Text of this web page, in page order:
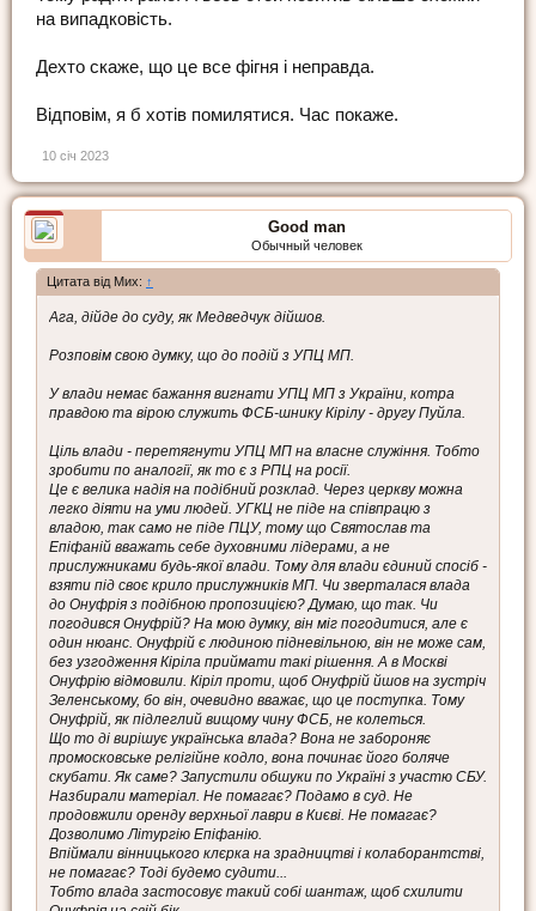
на випадковість.
Дехто скаже, що це все фігня і неправда.
Відповім, я б хотів помилятися. Час покаже.
10 січ 2023
Good man
Обычный человек
Цитата від Мих: ↑
Ага, дійде до суду, як Медведчук дійшов.
Розповім свою думку, що до подій з УПЦ МП.
У влади немає бажання вигнати УПЦ МП з України, котра
правдою та вірою служить ФСБ-шнику Кірілу - другу Пуйла.
Ціль влади - перетягнути УПЦ МП на власне служіння. Тобто
зробити по аналогії, як то є з РПЦ на росії.
Це є велика надія на подібний розклад. Через церкву можна
легко діяти на уми людей. УГКЦ не піде на співпрацю з
владою, так само не піде ПЦУ, тому що Святослав та
Епіфаній вважать себе духовними лідерами, а не
прислужниками будь-якої влади. Тому для влади єдиний спосіб -
взяти під своє крило прислужників МП. Чи зверталася влада
до Онуфрія з подібною пропозицією? Думаю, що так. Чи
погодився Онуфрій? На мою думку, він міг погодитися, але є
один нюанс. Онуфрій є людиною підневільною, він не може сам,
без узгодження Кіріла приймати такі рішення. А в Москві
Онуфрію відмовили. Кіріл проти, щоб Онуфрій йшов на зустріч
Зеленському, бо він, очевидно вважає, що це поступка. Тому
Онуфрій, як підлеглий вищому чину ФСБ, не колеться.
Що то ді вирішує українська влада? Вона не забороняє
промосковське релігійне кодло, вона починає його боляче
скубати. Як саме? Запустили обшуки по Україні з участю СБУ.
Назбирали матеріал. Не помагає? Подамо в суд. Не
продовжили оренду верхньої лаври в Києві. Не помагає?
Дозволимо Літургію Епіфанію.
Впіймали вінницького клєрка на зрадництві і колаборантстві,
не помагає? Тоді будемо судити...
Тобто влада застосовує такий собі шантаж, щоб схилити